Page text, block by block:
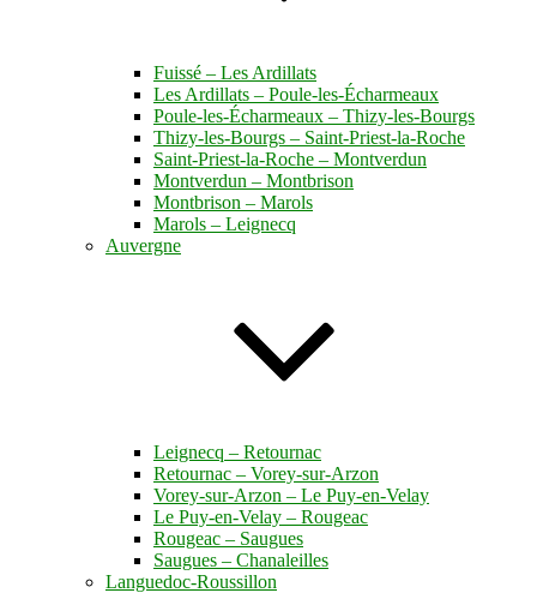
Fuissé – Les Ardillats
Les Ardillats – Poule-les-Écharmeaux
Poule-les-Écharmeaux – Thizy-les-Bourgs
Thizy-les-Bourgs – Saint-Priest-la-Roche
Saint-Priest-la-Roche – Montverdun
Montverdun – Montbrison
Montbrison – Marols
Marols – Leignecq
Auvergne
Leignecq – Retournac
Retournac – Vorey-sur-Arzon
Vorey-sur-Arzon – Le Puy-en-Velay
Le Puy-en-Velay – Rougeac
Rougeac – Saugues
Saugues – Chanaleilles
Languedoc-Roussillon